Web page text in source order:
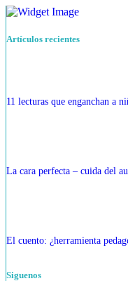
Artículos recientes
11 lecturas que enganchan a
La cara perfecta – cuida del
El cuento: ¿herramienta
Siguenos